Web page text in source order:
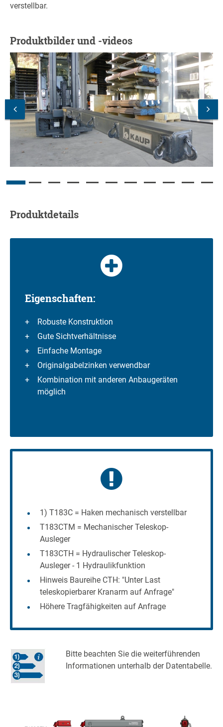
verstellbar.
Produktbilder und -videos
Produktdetails
Eigenschaften:
Robuste Konstruktion
Gute Sichtverhältnisse
Einfache Montage
Originalgabelzinken verwendbar
Kombination mit anderen Anbaugeräten
möglich
1) T183C = Haken mechanisch verstellbar
T183CTM = Mechanischer Teleskop-
Ausleger
T183CTH = Hydraulischer Teleskop-
Ausleger - 1 Hydraulikfunktion
Hinweis Baureihe CTH: "Unter Last
teleskopierbarer Kranarm auf Anfrage"
Höhere Tragfähigkeiten auf Anfrage
Bitte beachten Sie die weiterführenden
Informationen unterhalb der Datentabelle.